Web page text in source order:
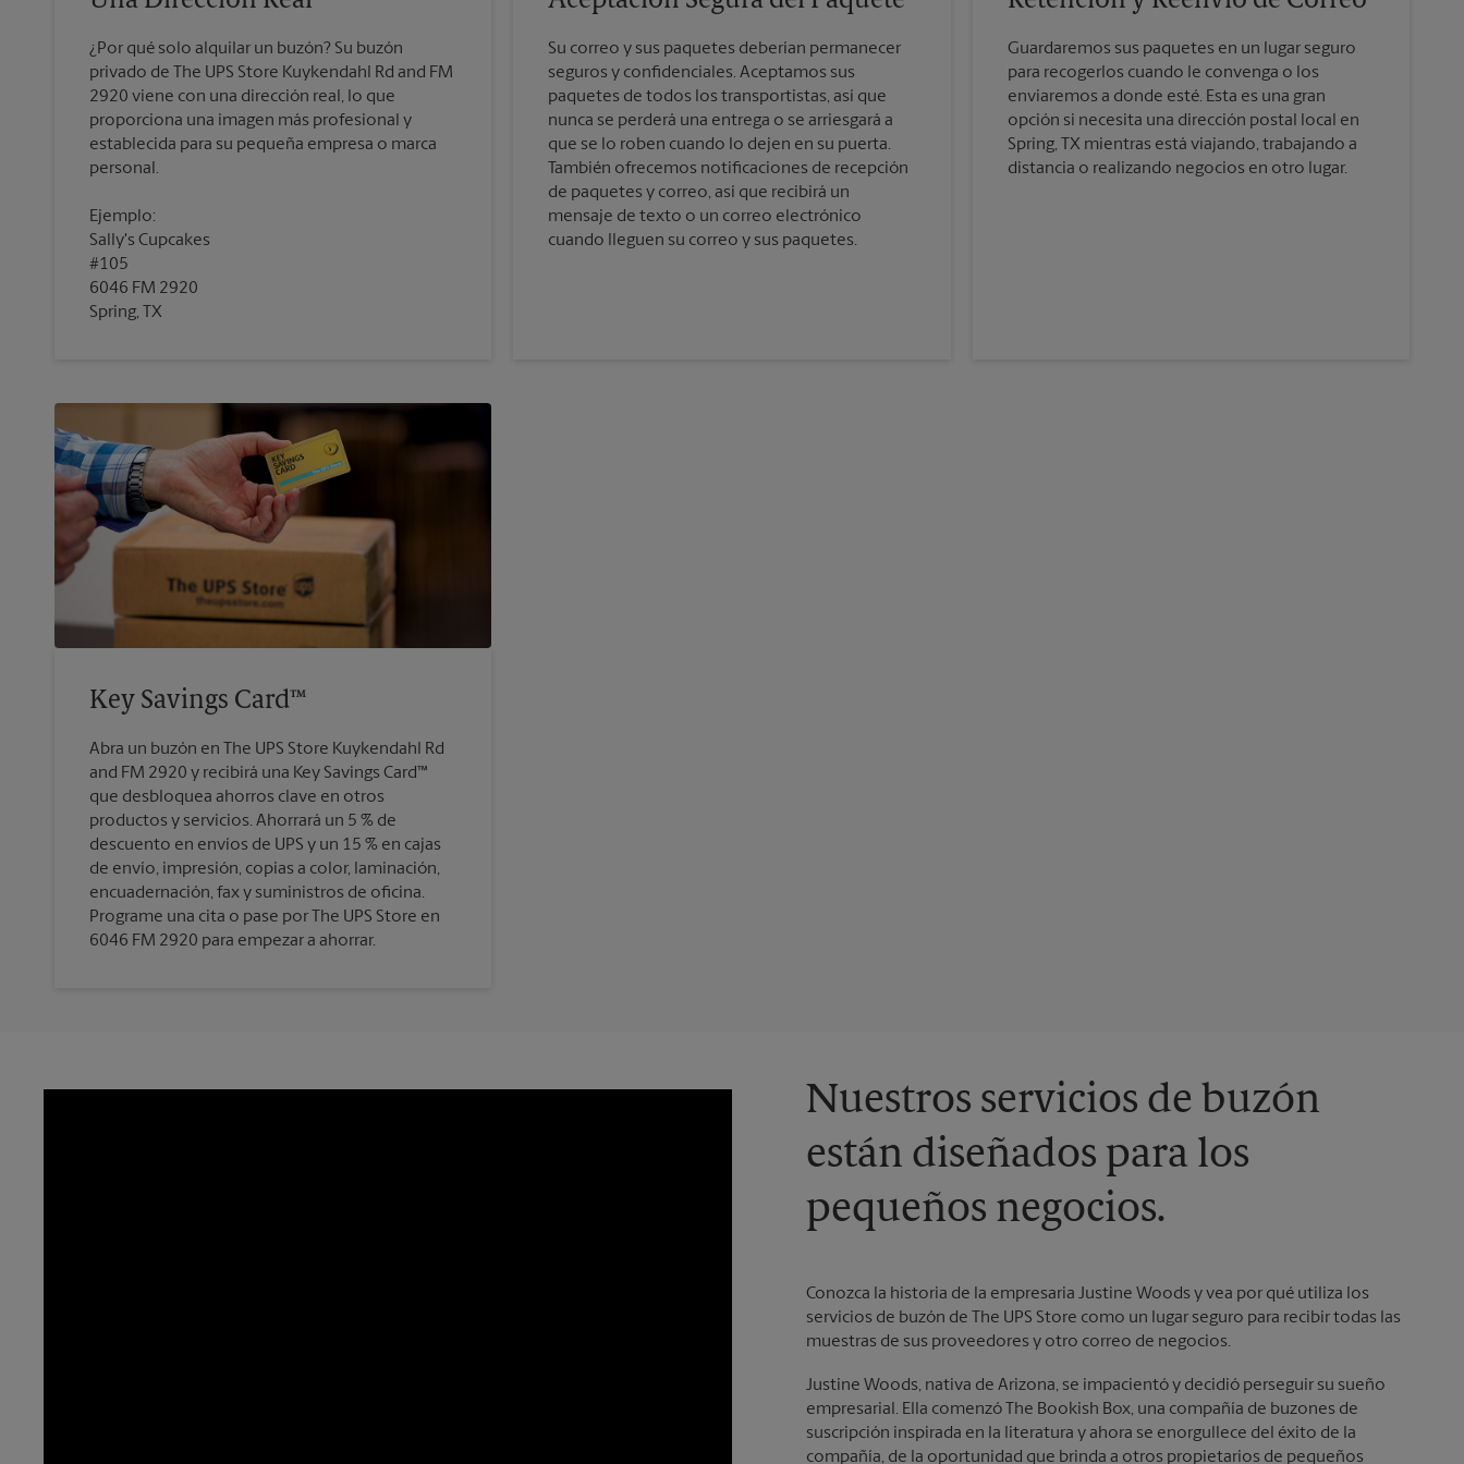
¿Por qué solo alquilar un buzón? Su buzón
privado de The UPS Store Kuykendahl Rd and FM
2920 viene con una dirección real, lo que
proporciona una imagen más profesional y
establecida para su pequeña empresa o marca
personal.
Ejemplo:
Sally's Cupcakes
#105
6046 FM 2920
Spring, TX
Su correo y sus paquetes deberían permanecer
seguros y confidenciales. Aceptamos sus
paquetes de todos los transportistas, así que
nunca se perderá una entrega o se arriesgará a
que se lo roben cuando lo dejen en su puerta.
También ofrecemos notificaciones de recepción
de paquetes y correo, así que recibirá un
mensaje de texto o un correo electrónico
cuando lleguen su correo y sus paquetes.
Guardaremos sus paquetes en un lugar seguro
para recogerlos cuando le convenga o los
enviaremos a donde esté. Esta es una gran
opción si necesita una dirección postal local en
Spring, TX mientras está viajando, trabajando a
distancia o realizando negocios en otro lugar.
Key Savings Card™
Abra un buzón en The UPS Store Kuykendahl Rd
and FM 2920 y recibirá una Key Savings Card™
que desbloquea ahorros clave en otros
productos y servicios. Ahorrará un 5 % de
descuento en envíos de UPS y un 15 % en cajas
de envío, impresión, copias a color, laminación,
encuadernación, fax y suministros de oficina.
Programe una cita o pase por The UPS Store en
6046 FM 2920 para empezar a ahorrar.
Nuestros servicios de buzón
están diseñados para los
pequeños negocios.
Conozca la historia de la empresaria Justine Woods y vea por qué utiliza los
servicios de buzón de The UPS Store como un lugar seguro para recibir todas las
muestras de sus proveedores y otro correo de negocios.
Justine Woods, nativa de Arizona, se impacientó y decidió perseguir su sueño
empresarial. Ella comenzó The Bookish Box, una compañía de buzones de
suscripción inspirada en la literatura y ahora se enorgullece del éxito de la
compañía, de la oportunidad que brinda a otros propietarios de pequeños